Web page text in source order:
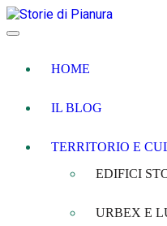
HOME
IL BLOG
TERRITORIO E
EDIFICI
URBEX E